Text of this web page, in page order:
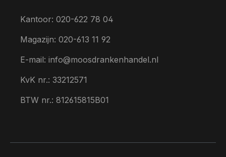
Kantoor: 020-622 78 04
Magazijn: 020-613 11 92
E-mail: info@moosdrankenhandel.nl
KvK nr.: 33212571
BTW nr.: 812615815B01